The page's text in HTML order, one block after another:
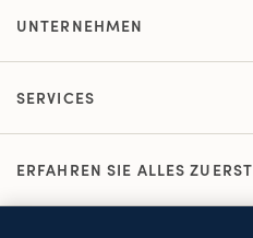
UNTERNEHMEN
SERVICES
ERFAHREN SIE ALLES ZUERST